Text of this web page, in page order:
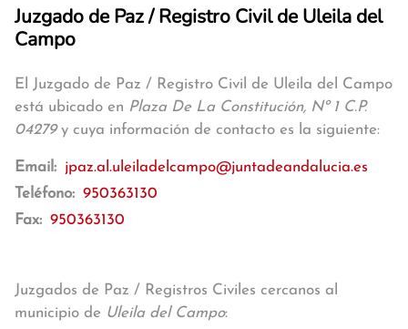
Juzgado de Paz / Registro Civil de Uleila del
Campo
El Juzgado de Paz / Registro Civil de Uleila del Campo
está ubicado en Plaza De La Constitución, Nº 1 C.P.
04279y cuya información de contacto es la siguiente:
Email: jpaz.al.uleiladelcampo@juntadeandalucia.es
Teléfono: 950363130
Fax: 950363130
Juzgados de Paz / Registros Civiles cercanos al
municipio de Uleila del Campo: